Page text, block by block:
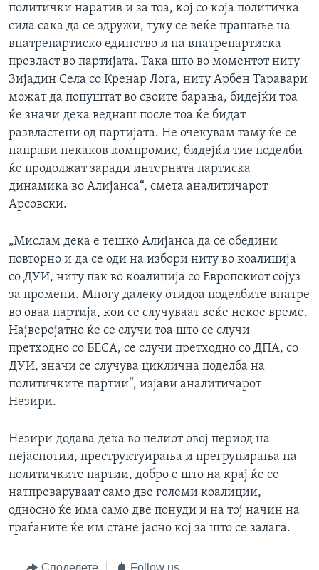
политички наратив и за тоа, кој со која политичка
сила сака да се здружи, туку се веќе прашање на
внатрепартиско единство и на внатрепартиска
превласт во партијата. Така што во моментот ниту
Зијадин Села со Кренар Лога, ниту Арбен Таравари
можат да попуштат во своите барања, бидејќи тоа
ќе значи дека веднаш после тоа ќе бидат
развластени од партијата. Не очекувам таму ќе се
направи некаков компромис, бидејќи тие поделби
ќе продолжат заради интерната партиска
динамика во Алијанса“, смета аналитичарот
Арсовски.
„Мислам дека е тешко Алијанса да се обедини
повторно и да се оди на избори ниту во коалиција
со ДУИ, ниту пак во коалиција со Европскиот сојуз
за промени. Многу далеку отидоа поделбите внатре
во оваа партија, кои се случуваат веќе некое време.
Најверојатно ќе се случи тоа што се случи
претходно со БЕСА, се случи претходно со ДПА, со
ДУИ, значи се случува циклична поделба на
политичките партии“, изјави аналитичарот
Незири.
Незири додава дека во целиот овој период на
нејаснотии, преструктуирања и прегрупирања на
политичките партии, добро е што на крај ќе се
натпреваруваат само две големи коалиции,
односно ќе има само две понуди и на тој начин на
граѓаните ќе им стане јасно кој за што се залага.
Споделете Follow us